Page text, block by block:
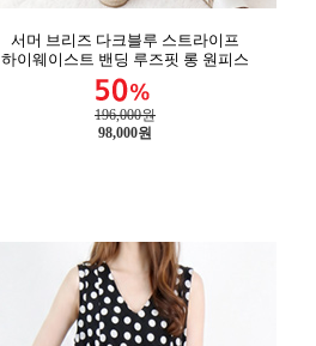
서머 브리즈 다크블루 스트라이프
하이웨이스트 밴딩 루즈핏 롱 원피스
196,000원
98,000원